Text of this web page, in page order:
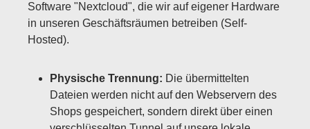
Software "Nextcloud", die wir auf eigener Hardware
in unseren Geschäftsräumen betreiben (Self-
Hosted).
Physische Trennung: Die übermittelten
Dateien werden nicht auf den Webservern des
Shops gespeichert, sondern direkt über einen